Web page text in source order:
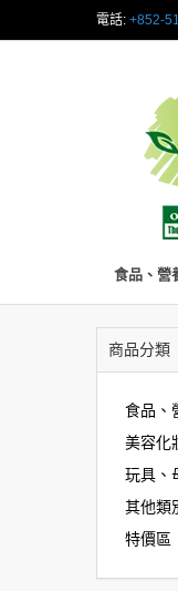
電話: +852-
食品、營
商品分類
食品、
美容化
玩具、
其他類
特價區